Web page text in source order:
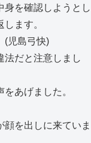
身を確認しようとし
ます。
(児島弓快)
法だと注意しまし
あげました。
を出しに来ていま